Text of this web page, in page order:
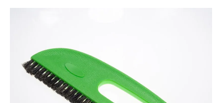
ログイン person 会員登録
最近閲覧した商品